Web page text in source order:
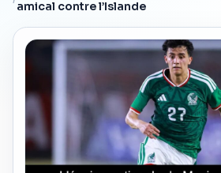
amical contre l’Islande